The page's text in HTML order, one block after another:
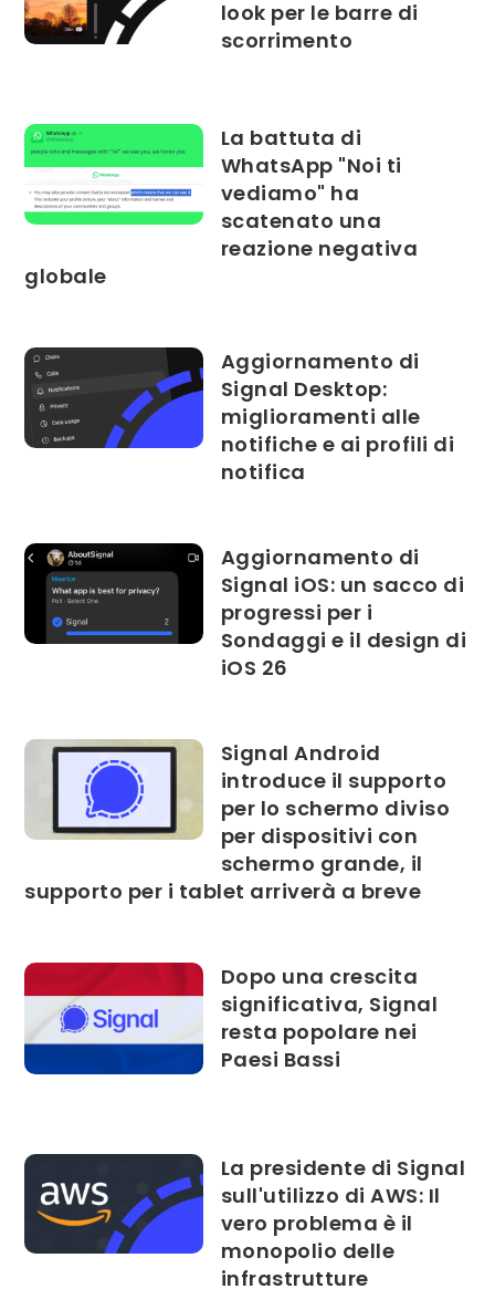
look per le barre di
scorrimento
La battuta di
WhatsApp "Noi ti
vediamo" ha
scatenato una
reazione negativa
globale
Aggiornamento di
Signal Desktop:
miglioramenti alle
notifiche e ai profili di
notifica
Aggiornamento di
Signal iOS: un sacco di
progressi per i
Sondaggi e il design di
iOS 26
Signal Android
introduce il supporto
per lo schermo diviso
per dispositivi con
schermo grande, il
supporto per i tablet arriverà a breve
Dopo una crescita
significativa, Signal
resta popolare nei
Paesi Bassi
La presidente di Signal
sull'utilizzo di AWS: Il
vero problema è il
monopolio delle
infrastrutture